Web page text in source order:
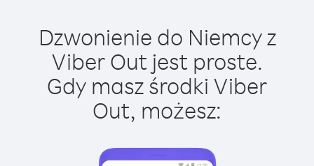
Dzwonienie do Niemcy z
Viber Out jest proste.
Gdy masz środki Viber
Out, możesz: